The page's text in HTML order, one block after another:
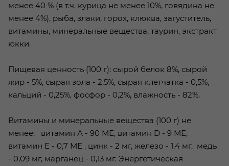
менее 40 % (в т.ч. курица не менее 10%, говядина не
менее 4%), рыба, злаки, горох, клюква, загуститель,
витамины, минеральные вещества, таурин, экстракт
юкки.
Пищевая ценность (100 г): сырой белок 8%, сырой
жир - 5%, сырая зола - 2,5%, сырая клетчатка - 0,5%,
кальций - 0,25%, фосфор - 0,2%, влажность - 82%.
Витамины и минеральные вещества (100 г) не
менее: витамин А - 90 МЕ, витамин D - 9 МЕ,
витамин E - 0,7 МЕ , цинк - 2 мг, железо - 1,4 мг, медь
- 0,09 мг, марганец - 0,13 мг. Энергетическая